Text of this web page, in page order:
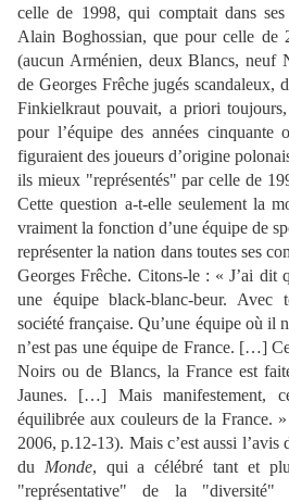
celle de 1998, qui comptait dans
Alain Boghossian, que pour celle de
(aucun Arménien, deux Blancs, neuf
de Georges Frêche jugés scandaleux,
Finkielkraut pouvait, a priori
pour l’équipe des années cinquante
figuraient des joueurs d’origine
ils mieux "représentés" par celle de
Cette question a-t-elle seulement la
vraiment la fonction d’une équipe de
représenter la nation dans toutes ses
Georges Frêche. Citons-le : « J’ai dit
une équipe black-blanc-beur. Avec
société française. Qu’une équipe où il
n’est pas une équipe de France. […]
Noirs ou de Blancs, la France est
Jaunes. […] Mais manifestement,
équilibrée aux couleurs de la France.
2006, p.12-13). Mais c’est aussi l’avis
du Monde, qui a célébré tant et
"représentative" de la "diversité"